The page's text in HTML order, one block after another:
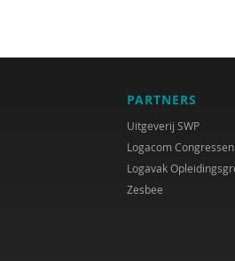
PARTNERS
Uitgeverij SWP
Logacom Congressen
Logavak
Zesbee